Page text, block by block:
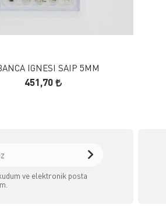
SEPETE EKLE
IGNESI SAIP 5MM
451,70
ve elektronik posta